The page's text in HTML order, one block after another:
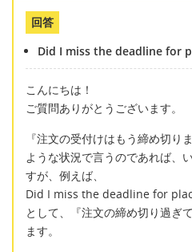
回答
Did I miss the deadline for
こんにちは！
ご質問ありがとうございます。
『注文の受付けはもう締め切り
ような状況で言うのであれば、
すが、例えば、
Did I miss the deadline for
として、『注文の締め切り過ぎ
ます。